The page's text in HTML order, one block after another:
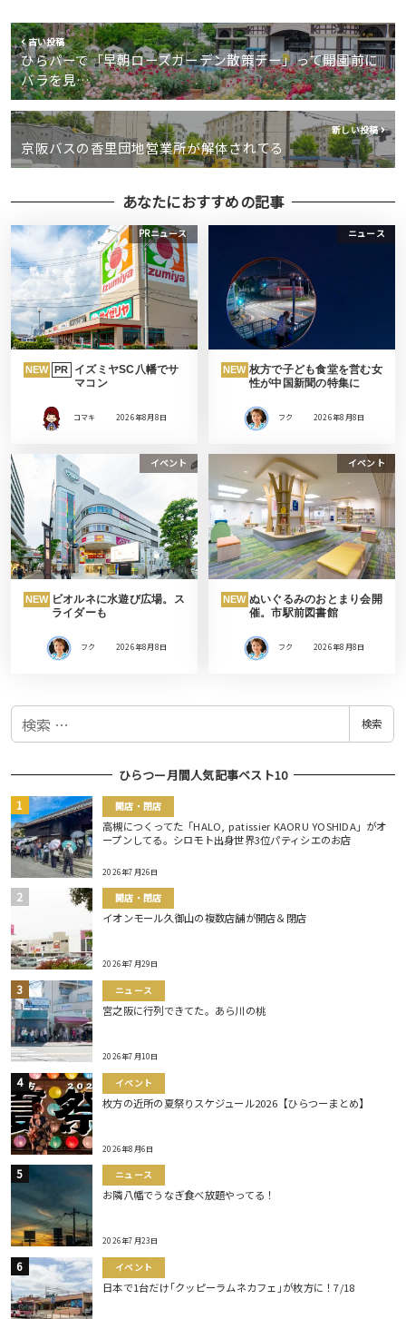
古い投稿
ひらパーで「早朝ローズガーデン散策デー」って開園前に
バラを見…
新しい投稿
京阪バスの香里団地営業所が解体されてる
あなたにおすすめの記事
PRニュース
NEW PR
イズミヤSC八幡でサ
マコン
コマキ 2026年8月8日
ニュース
NEW 枚方で子ども食堂を営む女
性が中国新聞の特集に
フク 2026年8月8日
イベント
NEW ビオルネに水遊び広場。ス
ライダーも
フク 2026年8月8日
イベント
NEW ぬいぐるみのおとまり会開
催。市駅前図書館
フク 2026年8月8日
検
検索
ひらつー月間人気記事ベスト10
開店・閉店
高槻につくってた「HALO, patissier KAORU YOSHIDA」がオ
ープンしてる。シロモト出身世界3位パティシエのお店
2026年7月26日
開店・閉店
イオンモール久御山の複数店舗が開店＆閉店
2026年7月29日
ニュース
宮之阪に行列できてた。あら川の桃
2026年7月10日
イベント
枚方の近所の夏祭りスケジュール2026【ひらつーまとめ】
2026年8月6日
ニュース
お隣八幡でうなぎ食べ放題やってる！
2026年7月23日
イベント
日本で1台だけ｢クッピーラムネカフェ｣が枚方に！7/18